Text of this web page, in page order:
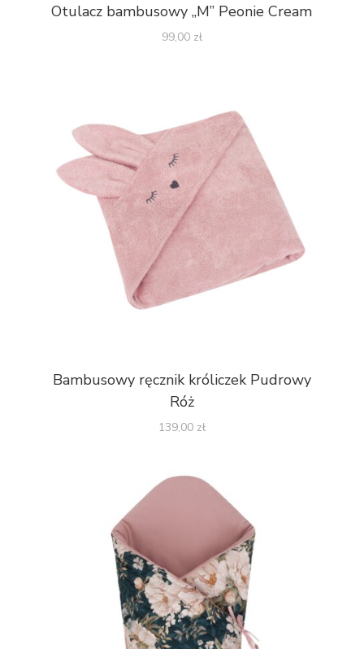
Otulacz bambusowy „M” Peonie Cream
99,00 zł
Bambusowy ręcznik króliczek Pudrowy
Róż
139,00 zł